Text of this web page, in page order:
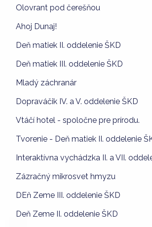
Olovrant pod čerešňou
Ahoj Dunaj!
Deň matiek II. oddelenie ŠKD
Deň matiek III. oddelenie ŠKD
Mladý záchranár
Dopraváčik IV. a V. oddelenie ŠKD
Vtáčí hotel - spoločne pre prírodu.
Tvorenie - Deň matiek II. oddelenie
Interaktívna vychádzka II. a VII.
Zázračný mikrosvet hmyzu
DEň Zeme III. oddelenie ŠKD
Deň Zeme II. oddelenie ŠKD